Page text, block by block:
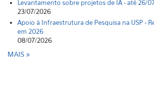
Levantamento sobre projetos de IA - até 26/
23/07/2026
Apoio à Infraestrutura de Pesquisa na USP -
em 2026
08/07/2026
MAIS